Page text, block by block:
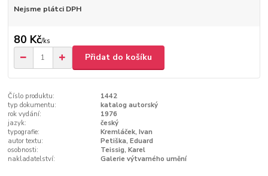
Nejsme plátci DPH
80 Kč/ks
Přidat do košíku
Číslo produktu:
1442
typ dokumentu:
katalog autorský
rok vydání:
1976
jazyk:
český
typografie:
Kremláček, Ivan
autor textu:
Petiška, Eduard
osobnosti:
Teissig, Karel
nakladatelství:
Galerie výtvarného umění